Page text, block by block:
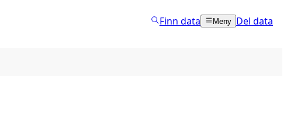
Finn data Meny Del data